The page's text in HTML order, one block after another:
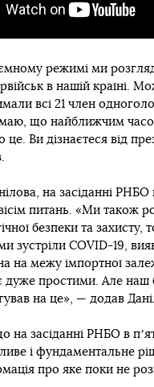
режимі ми
в нашій країні.
всі 21 член
що найближчим
це. Ви дізнаєтеся від
на засіданні РНБО
питань. «Ми також
безпеки та
зустріли COVID-19,
на межу імпортної
дуже простими. Але наш
на це», — додав
на засіданні РНБО в
і фундаментальне
про яке поки не